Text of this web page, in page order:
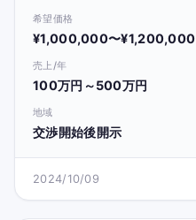
希望価格
¥1,000,000〜¥1,200,000
売上/年
100万円～500万円
地域
交渉開始後開示
2024/10/09